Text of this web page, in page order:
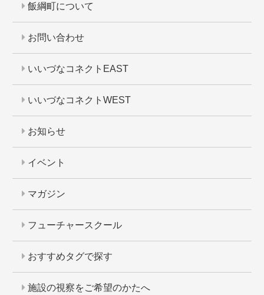
飯綱町について
お問い合わせ
いいづなコネクトEAST
いいづなコネクトWEST
お知らせ
イベント
マガジン
フューチャースクール
おすすめタグで探す
施設の視察をご希望のかたへ